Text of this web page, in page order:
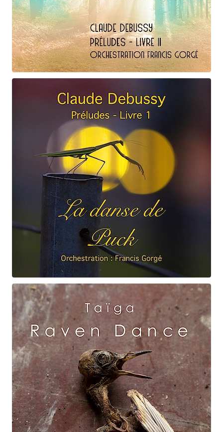
Claude Debussy
Claude Debussy
La danse de Puck